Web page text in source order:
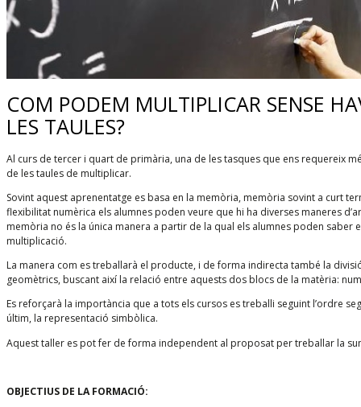
COM PODEM MULTIPLICAR SENSE
LES TAULES?
Al curs de tercer i quart de primària, una de les tasques que ens requereix
de les taules de multiplicar.
Sovint aquest aprenentatge es basa en la memòria, memòria sovint a curt
flexibilitat numèrica els alumnes poden veure que hi ha diverses maneres
memòria no és la única manera a partir de la qual els alumnes poden saber
multiplicació.
La manera com es treballarà el producte, i de forma indirecta també la
geomètrics, buscant així la relació entre aquests dos blocs de la matèria:
Es reforçarà la importància que a tots els cursos es treballi seguint l’ordre
últim, la representació simbòlica.
Aquest taller es pot fer de forma independent al proposat per treballar la
OBJECTIUS DE LA FORMACIÓ: